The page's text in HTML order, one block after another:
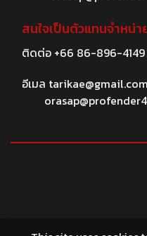
สนใจเป็นตัวแทนจำหน่า
ติดต่อ +66 86-896-4149
อีเมล tarikae@gmail.com